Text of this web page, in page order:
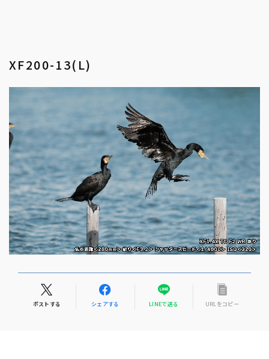
XF200-13(L)
ポストする シェアする LINEで送る URLをコピー